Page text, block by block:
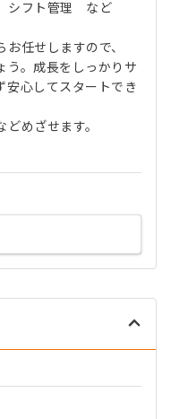
シフト管理 など
任せしますので、
う。成長をしっかりサ
安心してスタートでき
めざせます。